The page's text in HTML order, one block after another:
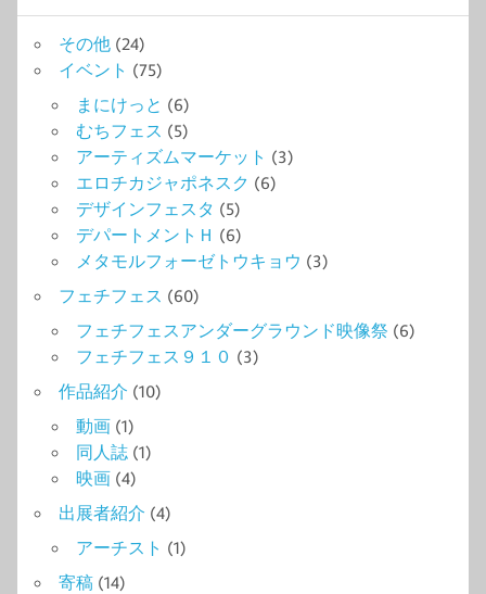
その他 (24)
イベント (75)
まにけっと (6)
むちフェス (5)
アーティズムマーケット (3)
エロチカジャポネスク (6)
デザインフェスタ (5)
デパートメントＨ (6)
メタモルフォーゼトウキョウ (3)
フェチフェス (60)
フェチフェスアンダーグラウンド映像祭 (6)
フェチフェス９１０ (3)
作品紹介 (10)
動画 (1)
同人誌 (1)
映画 (4)
出展者紹介 (4)
アーチスト (1)
寄稿 (14)